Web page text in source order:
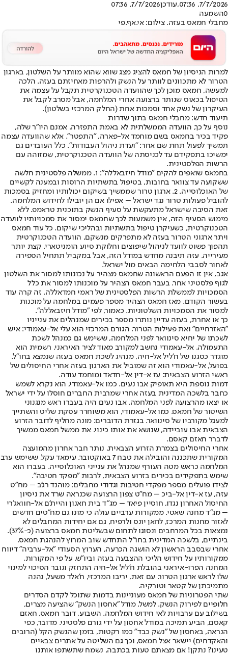
7/7/2026, 07:36
,עודכן7/7/2026, 07:36
0השמעה
מחבלי חמאס בעזה. צילום: אי.אף.פי
למרות הניסיון של חמאס להציג מצג שווא שהוא מוותר על השלטון, בארגון
הטרור לא מתכוונים לוותר על הנשק ולהרפות מאחיזתם בעזה. הלכה
למעשה, חמאס מוכן לכך שהוועדה הטכנוקרטית תקבל על עצמה את
הטיפול בכאוס שנותר ברצועה אחרי המלחמה, אבל מסרב לקבל את
העיקרון של נשק אחד וסמכות אחת (החלק המרכזי בשלטון).
תיעוד חדש: מחבלי חמאס בתוך שדרות
נוסף על כך, הוועדה הממשלתית לא באמת התפזרה. אמנם היו"ר שלה,
פקיד בכיר בחמאס בשם מוחמד אל-פארה, "התפטר". אלא שהוועדה עצמה
תמשיך לפעול תחת שם אחר: "ועדת ניהול העבודות". כלל העובדים גם
ימשיכו בתפקידם עד לכניסתה של הוועדה הטכנוקרטית, שמזוהה עם
הרשות הפלסטינית.
בחמאס שואפים להקים "מודל חיזבאללה": 1. ממשלה פלסטינית חלשה
ששקועה עד צוואר בחובות, בטיפול בתשתיות הרוסות ובמענה לקשיים
של האוכלוסייה. 2. ארגון טרור שממשיך בשיקום יכולותיו ומחזיק בסמכות
להוביל פעולות טרור נגד ישראל – אפילו אם הן יובילו לחידוש המלחמה.
זאת הסיבה שישראל מתעקשת על סעיף הנשק בתוכנית טראמפ. ללא
מימוש הסעיף הזה, אין משמעות לכך שחמאס ימסור את סמכויותיו לוועדה
הטכנוקרטית, כשעיקרן טיפול בתשתיות ובהליכי שיקום. כל עוד חמאס
ויתר ארגוני הטרור בעזה לא מתפרקים מנשקם, הוועדה הטכנוקרטית
תהפוך פשוט לוועד לניהול שיפוצים וחלוקת סיוע הומניטארי. קצת יותר
מעירייה. עזה תיבנה מחדש במודל הזה, אבל במקביל תתחיל הספירה
לאחור לסבבי הלחימה הבאים מול ישראל.
אגב, אין זו הפעם הראשונה שחמאס מצהיר על נכונותו למסור את השלטון
לגוף פלסטיני אחר. בעבר חמאס הצהיר על מוכנותו למסור את כלל
הסמכויות לממשלת הרשות הפלסטינית של ראמי חמדאללה. זה קרה עוד
בעשור הקודם. מאז חמאס הצהיר מספר פעמים במלחמה על מוכנות
למסור את הסמכויות השלטוניות. כאמור, לפי "מודל חיזבאללה".
כך או אחרת, בעזה עדיין נותרו מספר בכירים שמנהלים את ענייניו
"האזרחיים" ואת פעילות הטרור. הגורם המרכזי הוא עלי אל-עאמודי: איש
לשכתו של יחיא סינוואר לפני המלחמה, ששימש גם כמנהל לשכת
התעמולה. אל-עאמודי נחשב למקורב מאוד לציר האיראני. רשמית הוא
מוגדר כסגנו של ח'ליל אל-חיה, מנהיג לשכת חמאס בעזה שנמצא בחו"ל.
בפועל, אל-עאמודי הוא זה שמוביל את הארגון בעזה אחרי החיסולים של
ראשי הזרוע הצבאית: עז א-דין אל-חדאד ומוחמד עודה.
דמות נוספת היא תאופיק אבו נעים. כמו אל-עאמודי, הוא נקרא לשמש
כחבר בלשכה המדינית בעזה אחרי שמרבית החברים חוסלו על ידי ישראל
או יצאו מהרצועה לפני המלחמה. אבו נעים היה בעברו ראש מנגנוני
השיטור של חמאס. כמו אל-עאמודי, הוא משוחרר עסקת שליט והשתייך
למעגל מקורביו של סינוואר. בגזרת הדוברים: מונה מחליף לדובר הזרוע
הצבאית אבו עוביידה, שנושא את אותו כינוי. את ממשל חמאס ממשיך
לדברר חאזם קאסם.
אחרי החיסולים בצמרת הזרוע הצבאית, נותר חבר אחרון מהמועצה
המקורית שתכננה והובילה את טבח 7 באוקטובר. עימאד עקל, ששימש ערב
המלחמה כראש מטה העורף שמנהל את ענייני האוכלוסייה. בעברו הוא
שימש בתפקידים בכירים בזרוע הצבאית, לרבות "מפקד חטיבה".
לצידו פועלים מספר מפקדי חטיבות וגדודי מחבלים: מוהנד רג'ב – מח"ט
עזה, עז א-דין אל-ביכ – מח"ט צפון הרצועה שכנראה שרד את ניסיון
החיסול האחרון נגדו, חוסיין פיאד – מג"ד בית חאנון והיית'ם אל-חוואג'רי
– מג"ד מחנה שאטי. ממקורות ערביים עולה כי מונו גם מח"טים חדשים
לאזור מחנות המרכז, לחאן יונס ולרפיח, גם אם יחידות המחבלים לא
נמצאות בכל המרחבים ונסוגו לתחום שבשליטת חמאס ברצועה (כ-37%).
בינתיים, בלשכה המדינית בחו"ל התחדש שוב המרוץ להנהגת חמאס.
אחרי שבסבב הראשון לא הושגה הכרעה, הערוץ הסעודי "אל-ערביה" דיווח
ממקורותיו על חידוש הליכי ההצבעה בעזה וביו"ש. על פי המקורות,
המחנה הפרו-איראני בהובלת ח'ליל אל-חיה התחזק וגובר הסיכוי למינוי
שלו לראש ארגון הטרור. עם זאת, יריבו המרכזי, ח'אלד משעל, נהנה
מתמיכתן של קטאר וטורקיה.
שתי הפטרוניות של חמאס מעוניינות בדמות שתוכל לקדם הסדרים
חלופיים לפירוק הנשק. למשל, מודל "אחסון הנשק" שהציעה מצרים,
בשילוב עם ערבויות לאי חידוש המלחמה. השבוע, דובר חמאס, חאזם
קאסם, הביע תמיכה במודל אחסון על ידי גורם פלסטיני. מדובר, כפי
הנראה, באחסון של "נשק כבד" כמו רקטות, בזמן שהנשק הקל (הרובים
והאקדחים) יישאר אצל חמאס, וכך גם השליטה על אתרים צבאיים
טעינו? נתקן! אם מצאתם טעות בכתבה, נשמח שתשתפו אותנו